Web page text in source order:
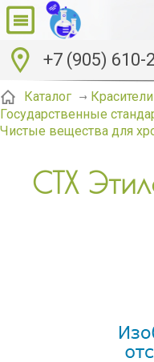
+7 (905) 610-
Каталог
Государственные
Чистые вещества для
СТХ